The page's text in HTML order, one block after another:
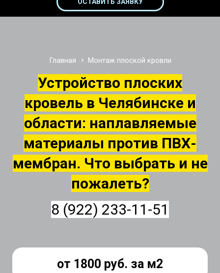
Главная Монтаж плоской кровли
Устройство плоских
кровель в Челябинске и
области: наплавляемые
материалы против ПВХ-
мембран. Что выбрать и не
пожалеть?
8 (922) 233-11-51
от 1800 руб. за м2